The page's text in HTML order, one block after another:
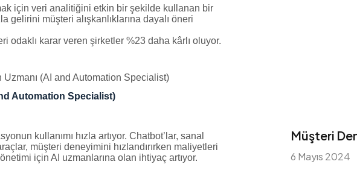
için veri analitiğini etkin bir şekilde kullanan bir
gelirini müşteri alışkanlıklarına dayalı öneri
odaklı karar veren şirketler %23 daha kârlı oluyor.
Automation Specialist)
kullanımı hızla artıyor. Chatbot’lar, sanal
müşteri deneyimini hızlandırırken maliyetleri
için AI uzmanlarına olan ihtiyaç artıyor.
Müşteri
6 Mayıs 2024